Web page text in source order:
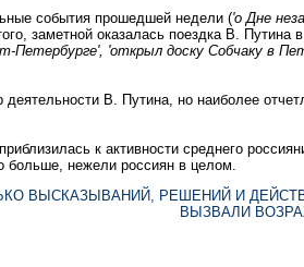
события прошедшей недели ('о Дне
заметной оказалась поездка В. Путина
Петербурге', 'открыл доску Собчаку в
В. Путина, но наиболее
к активности среднего
больше, нежели россиян в целом.
ВЫСКАЗЫВАНИЙ, РЕШЕНИЙ И
ВЫЗВАЛИ